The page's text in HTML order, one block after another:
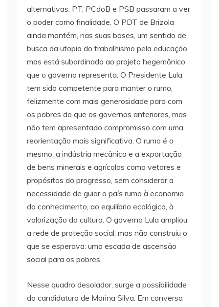
alternativas. PT, PCdoB e PSB passaram a ver
o poder como finalidade. O PDT de Brizola
ainda mantém, nas suas bases, um sentido de
busca da utopia do trabalhismo pela educação,
mas está subordinado ao projeto hegemônico
que o governo representa. O Presidente Lula
tem sido competente para manter o rumo,
felizmente com mais generosidade para com
os pobres do que os governos anteriores, mas
não tem apresentado compromisso com uma
reorientação mais significativa. O rumo é o
mesmo: a indústria mecânica e a exportação
de bens minerais e agrícolas como vetores e
propósitos do progresso, sem considerar a
necessidade de guiar o país rumo à economia
do conhecimento, ao equilíbrio ecológico, à
valorização da cultura. O governo Lula ampliou
a rede de proteção social, mas não construiu o
que se esperava: uma escada de ascensão
social para os pobres.
Nesse quadro desolador, surge a possibilidade
da candidatura de Marina Silva. Em conversa